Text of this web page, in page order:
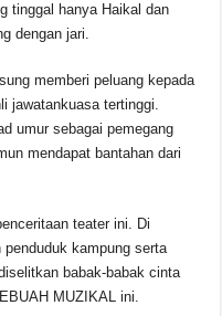
tinggal hanya Haikal dan
dengan jari.
memberi peluang kepada
jawatankuasa tertinggi.
umur sebagai pemegang
mendapat bantahan dari
teater ini. Di
kampung serta
babak-babak cinta
MUZIKAL ini.